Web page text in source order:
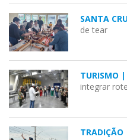
SANTA
de tear
TURISMO |
integrar
TRADIÇÃO